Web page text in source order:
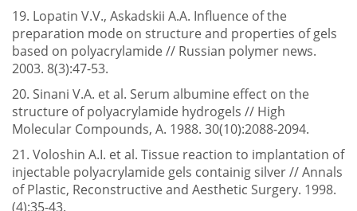
19. Lopatin V.V., Askadskii A.A. Influence of the
preparation mode on structure and properties of gels
based on polyacrylamide // Russian polymer news.
2003. 8(3):47-53.
20. Sinani V.A. et al. Serum albumine effect on the
structure of polyacrylamide hydrogels // High
Molecular Compounds, A. 1988. 30(10):2088-2094.
21. Voloshin A.I. et al. Tissue reaction to implantation of
injectable polyacrylamide gels containig silver // Annals
of Plastic, Reconstructive and Aesthetic Surgery. 1998.
(4):35-43.